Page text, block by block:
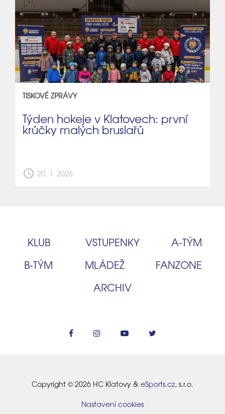
TISKOVÉ ZPRÁVY
Týden hokeje v Klatovech: první
krůčky malých bruslařů
schedule 20. 1. 2026
KLUB VSTUPENKY
A‑TÝM
B‑TÝM
MLÁDEŽ
FANZONE
ARCHIV
Copyright © 2026 HC Klatovy & eSports.cz, s.r.o.
Nastavení cookies